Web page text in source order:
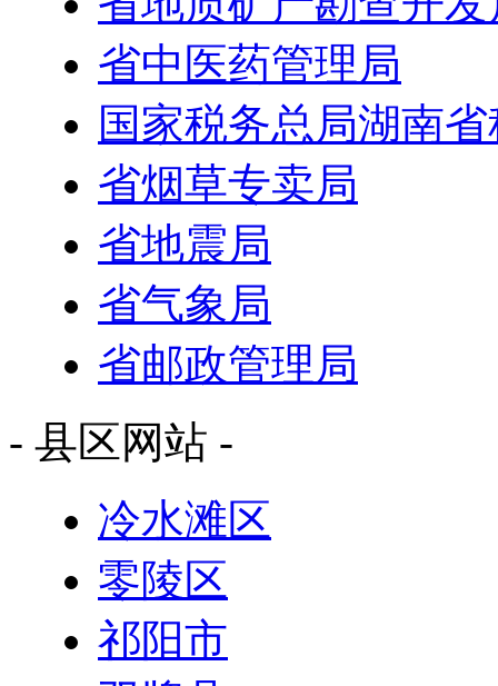
省中医药管理局
国家税务总局湖南
省烟草专卖局
省地震局
省气象局
省邮政管理局
- 县区网站 -
冷水滩区
零陵区
祁阳市